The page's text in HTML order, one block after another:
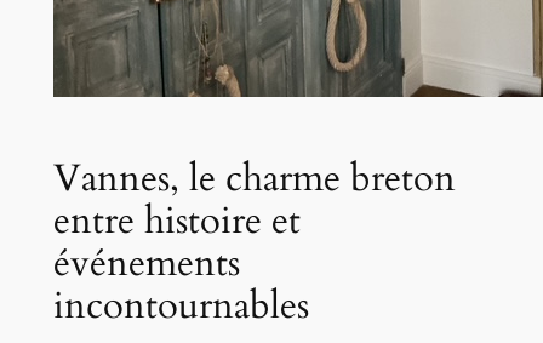
Vannes, le charme breton
entre histoire et
événements
incontournables